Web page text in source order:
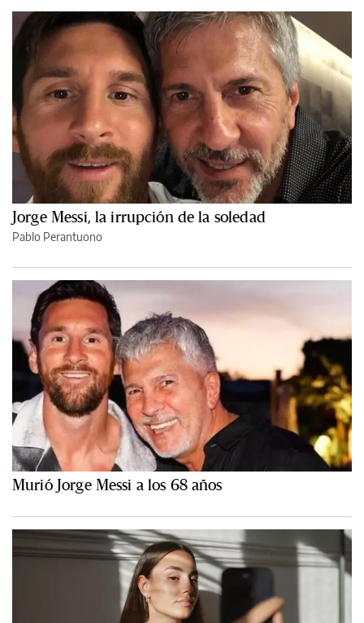
Jorge Messi, la irrupción de la soledad
Pablo Perantuono
Murió Jorge Messi a los 68 años